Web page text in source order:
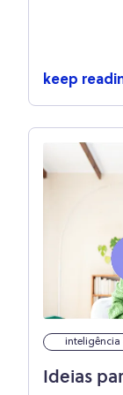
keep
inteligência
Ideias